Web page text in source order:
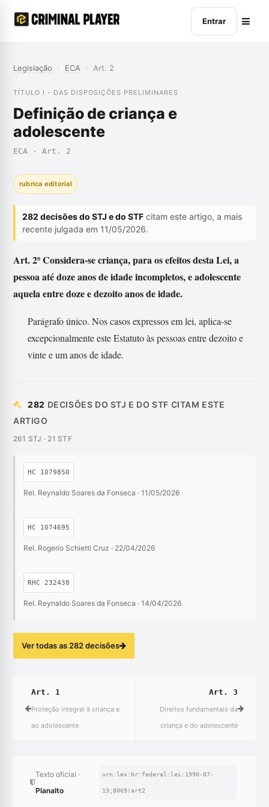
Entrar
Legislação › ECA › Art. 2
TÍTULO I - DAS DISPOSIÇÕES PRELIMINARES
Definição de criança e
adolescente
ECA · Art. 2
rubrica editorial
282 decisões do STJ e do STF citam este artigo, a mais
recente julgada em 11/05/2026.
Art. 2º Considera-se criança, para os efeitos desta Lei, a
pessoa até doze anos de idade incompletos, e adolescente
aquela entre doze e dezoito anos de idade.
Parágrafo único. Nos casos expressos em lei, aplica-se
excepcionalmente este Estatuto às pessoas entre dezoito e
vinte e um anos de idade.
282 DECISÕES DO STJ E DO STF CITAM ESTE
ARTIGO
261 STJ · 21 STF
HC 1079850
Rel. Reynaldo Soares da Fonseca · 11/05/2026
HC 1074695
Rel. Rogerio Schietti Cruz · 22/04/2026
RHC 232438
Rel. Reynaldo Soares da Fonseca · 14/04/2026
Ver todas as 282 decisões
Art. 1
Proteção integral à criança e
ao adolescente
Art. 3
Direitos fundamentais da
criança e do adolescente
Texto oficial ·
Planalto
urn:lex:br:federal:lei:1990-07-
13;8069!art2